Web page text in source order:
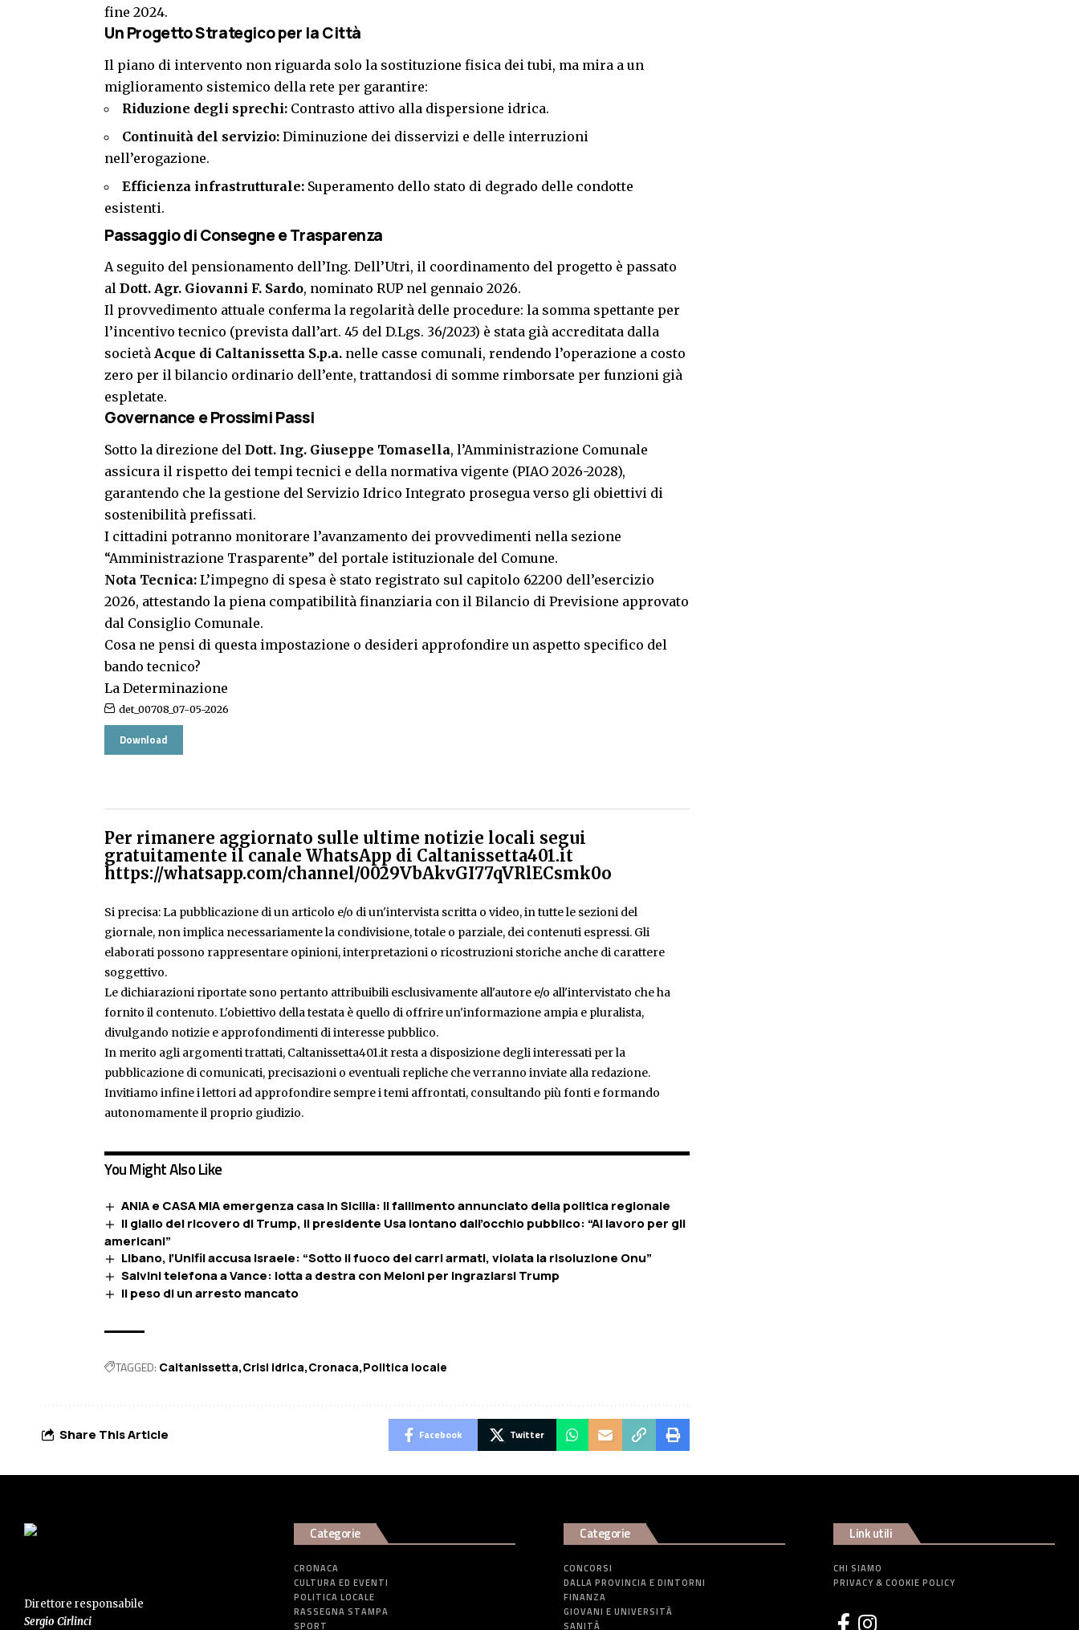
fine 2024.
Un Progetto Strategico per la Città
Il piano di intervento non riguarda solo la sostituzione fisica dei tubi, ma mira a un
miglioramento sistemico della rete per garantire:
Riduzione degli sprechi: Contrasto attivo alla dispersione idrica.
Continuità del servizio: Diminuzione dei disservizi e delle interruzioni
nell’erogazione.
Efficienza infrastrutturale: Superamento dello stato di degrado delle condotte
esistenti.
Passaggio di Consegne e Trasparenza
A seguito del pensionamento dell’Ing. Dell’Utri, il coordinamento del progetto è passato
al Dott. Agr. Giovanni F. Sardo, nominato RUP nel gennaio 2026.
Il provvedimento attuale conferma la regolarità delle procedure: la somma spettante per
l’incentivo tecnico (prevista dall’art. 45 del D.Lgs. 36/2023) è stata già accreditata dalla
società Acque di Caltanissetta S.p.a. nelle casse comunali, rendendo l’operazione a costo
zero per il bilancio ordinario dell’ente, trattandosi di somme rimborsate per funzioni già
espletate.
Governance e Prossimi Passi
Sotto la direzione del Dott. Ing. Giuseppe Tomasella, l’Amministrazione Comunale
assicura il rispetto dei tempi tecnici e della normativa vigente (PIAO 2026-2028),
garantendo che la gestione del Servizio Idrico Integrato prosegua verso gli obiettivi di
sostenibilità prefissati.
I cittadini potranno monitorare l’avanzamento dei provvedimenti nella sezione
“Amministrazione Trasparente” del portale istituzionale del Comune.
Nota Tecnica: L’impegno di spesa è stato registrato sul capitolo 62200 dell’esercizio
2026, attestando la piena compatibilità finanziaria con il Bilancio di Previsione approvato
dal Consiglio Comunale.
Cosa ne pensi di questa impostazione o desideri approfondire un aspetto specifico del
bando tecnico?
La Determinazione
det_00708_07-05-2026
Download
Per rimanere aggiornato sulle ultime notizie locali segui
gratuitamente il canale WhatsApp di Caltanissetta401.it
https://whatsapp.com/channel/0029VbAkvGI77qVRlECsmk0o
Si precisa: La pubblicazione di un articolo e/o di un'intervista scritta o video, in tutte le sezioni del
giornale, non implica necessariamente la condivisione, totale o parziale, dei contenuti espressi. Gli
elaborati possono rappresentare opinioni, interpretazioni o ricostruzioni storiche anche di carattere
soggettivo.
Le dichiarazioni riportate sono pertanto attribuibili esclusivamente all'autore e/o all'intervistato che ha
fornito il contenuto. L'obiettivo della testata è quello di offrire un'informazione ampia e pluralista,
divulgando notizie e approfondimenti di interesse pubblico.
In merito agli argomenti trattati, Caltanissetta401.it resta a disposizione degli interessati per la
pubblicazione di comunicati, precisazioni o eventuali repliche che verranno inviate alla redazione.
Invitiamo infine i lettori ad approfondire sempre i temi affrontati, consultando più fonti e formando
autonomamente il proprio giudizio.
You Might Also Like
ANIA e CASA MIA emergenza casa in Sicilia: Il fallimento annunciato della politica regionale
Il giallo del ricovero di Trump, il presidente Usa lontano dall’occhio pubblico: “Al lavoro per gli
americani”
Libano, l’Unifil accusa Israele: “Sotto il fuoco dei carri armati, violata la risoluzione Onu”
Salvini telefona a Vance: lotta a destra con Meloni per ingraziarsi Trump
Il peso di un arresto mancato
TAGGED: Caltanissetta Crisi idrica Cronaca Politica locale
Share This Article Facebook Twitter
Direttore responsabile
Sergio Cirlinci
Categorie
CRONACA
CULTURA ED EVENTI
POLITICA LOCALE
RASSEGNA STAMPA
SPORT
Categorie
CONCORSI
DALLA PROVINCIA E DINTORNI
FINANZA
GIOVANI E UNIVERSITÀ
SANITÀ
Link utili
CHI SIAMO
PRIVACY & COOKIE POLICY